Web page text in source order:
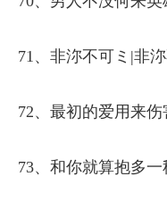
71、非沵不可ミ|非沵
72、最初的爱用来
73、和你就算抱多一